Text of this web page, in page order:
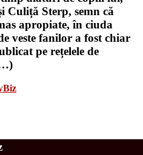
Culiță Sterp, semn că
apropiate, în ciuda
veste fanilor a fost chiar
pe rețelele de